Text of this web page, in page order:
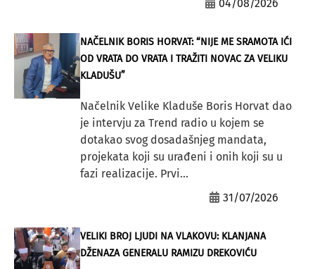
04/08/2026
NAČELNIK BORIS HORVAT: “NIJE ME SRAMOTA IĆI
OD VRATA DO VRATA I TRAŽITI NOVAC ZA VELIKU
KLADUŠU”
Načelnik Velike Kladuše Boris Horvat dao
je intervju za Trend radio u kojem se
dotakao svog dosadašnjeg mandata,
projekata koji su urađeni i onih koji su u
fazi realizacije. Prvi...
31/07/2026
VELIKI BROJ LJUDI NA VLAKOVU: KLANJANA
DŽENAZA GENERALU RAMIZU DREKOVIĆU